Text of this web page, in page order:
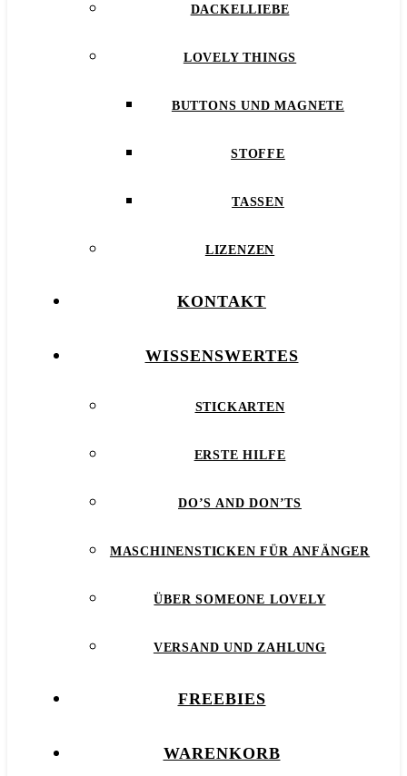
DACKELLIEBE
LOVELY THINGS
BUTTONS UND MAGNETE
STOFFE
TASSEN
LIZENZEN
KONTAKT
WISSENSWERTES
STICKARTEN
ERSTE HILFE
DO’S AND DON’TS
MASCHINENSTICKEN FÜR ANFÄNGER
ÜBER SOMEONE LOVELY
VERSAND UND ZAHLUNG
FREEBIES
WARENKORB